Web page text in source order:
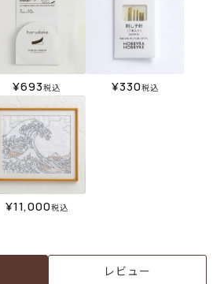
¥693税込 ¥330税込
¥11,000税込
レビュー